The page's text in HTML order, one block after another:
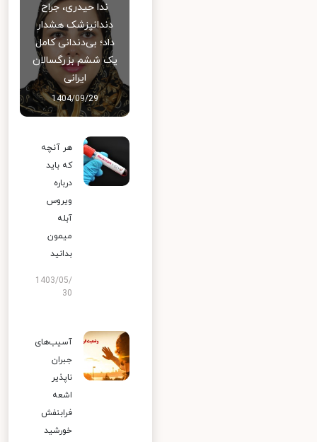
ندا حیدری، جراح
دندانپزشک هشدار
داد؛ بی‌دندانی کامل
یک ششم بزرگسالان
ایرانی
1404/09/29
هر آنچه
که باید
درباره
ویروس
آبله
میمون
بدانید
1403/05/
30
آسیب‌های
جبران
ناپذیر
اشعه
فرابنفش
خورشید